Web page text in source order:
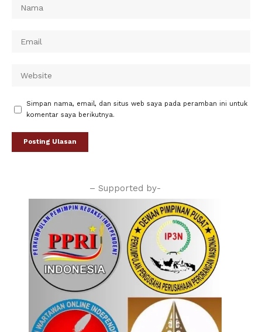
Simpan nama, email, dan situs web saya pada peramban ini untuk
komentar saya berikutnya.
– Supported by-